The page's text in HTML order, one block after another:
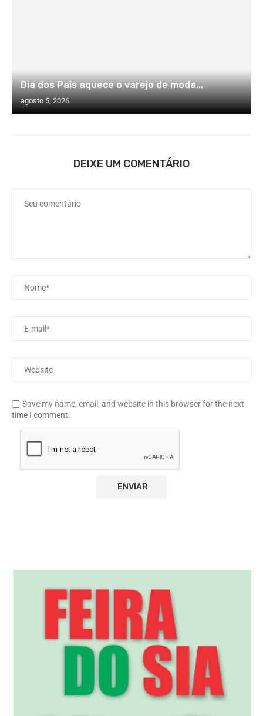
Dia dos Pais aquece o varejo de moda...
agosto 5, 2026
DEIXE UM COMENTÁRIO
Save my name, email, and website in this browser for the next
time I comment.